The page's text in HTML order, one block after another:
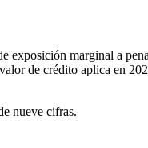
exposición marginal a
de crédito aplica en
nueve cifras.